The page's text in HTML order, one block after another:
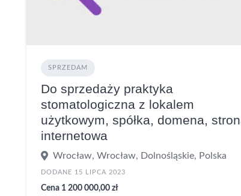
SPRZEDAM
Do sprzedaży praktyka
stomatologiczna z lokalem
użytkowym, spółka, domena,
internetowa
Wrocław, Wrocław, Dolnośląskie, Polska
DODANE 15 LIPCA 2023
Cena 1 200 000,00 zł